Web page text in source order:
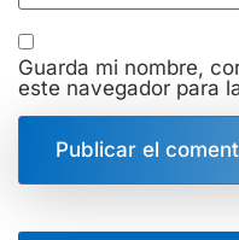
Guarda mi nombre,
este navegador para